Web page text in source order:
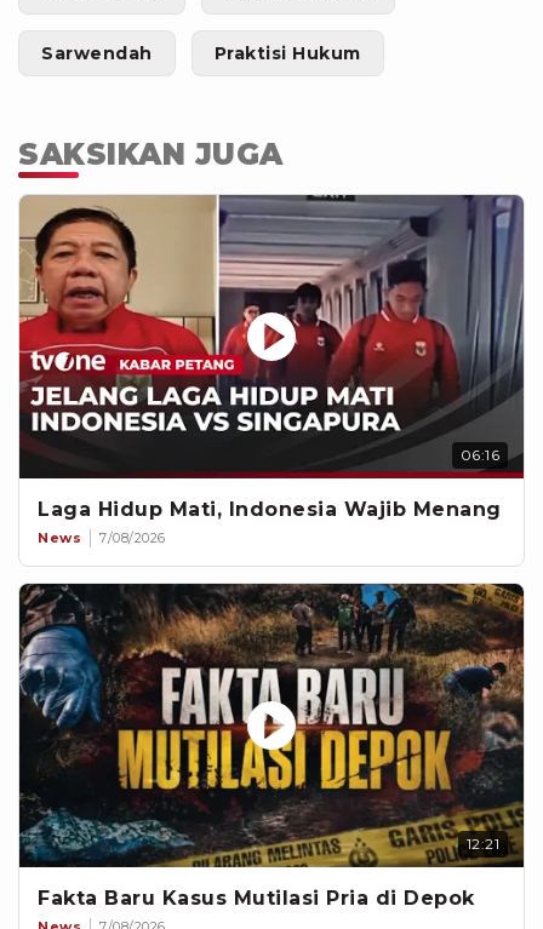
Sarwendah Praktisi Hukum
SAKSIKAN JUGA
06:16
Laga Hidup Mati, Indonesia Wajib Menang
News 7/08/2026
12:21
Fakta Baru Kasus Mutilasi Pria di Depok